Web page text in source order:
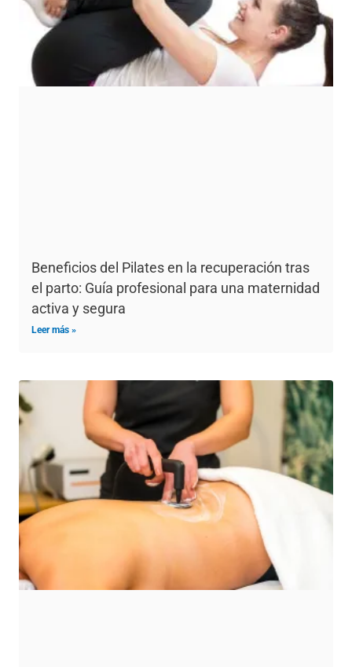
Beneficios del Pilates en la recuperación tras
el parto: Guía profesional para una maternidad
activa y segura
Leer más »